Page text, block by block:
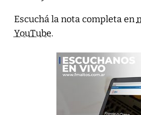
Escuchá la nota completa en
YouTube.